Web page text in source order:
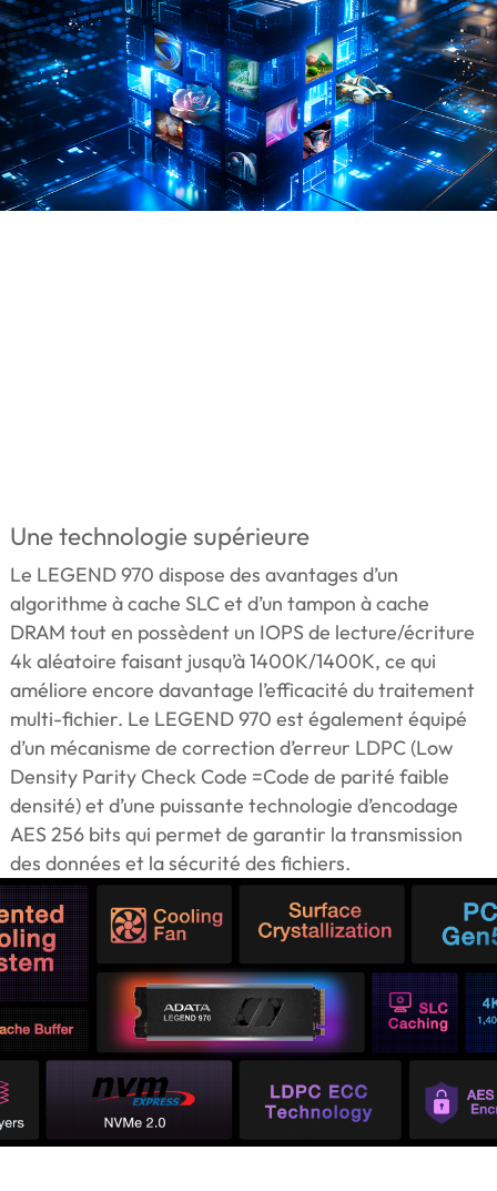
Une technologie supérieure
Le LEGEND 970 dispose des avantages d’un
algorithme à cache SLC et d’un tampon à cache
DRAM tout en possèdent un IOPS de lecture/écriture
4k aléatoire faisant jusqu’à 1400K/1400K, ce qui
améliore encore davantage l’efficacité du traitement
multi-fichier. Le LEGEND 970 est également équipé
d’un mécanisme de correction d’erreur LDPC (Low
Density Parity Check Code =Code de parité faible
densité) et d’une puissante technologie d’encodage
AES 256 bits qui permet de garantir la transmission
des données et la sécurité des fichiers.